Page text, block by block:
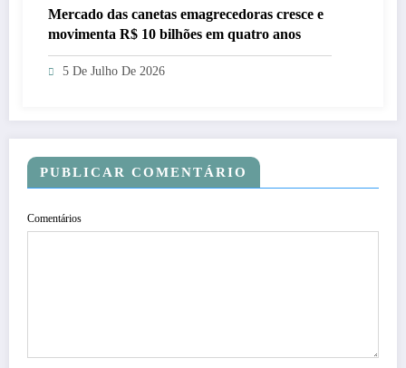
Mercado das canetas emagrecedoras cresce e
movimenta R$ 10 bilhões em quatro anos
5 De Julho De 2026
PUBLICAR COMENTÁRIO
Comentários